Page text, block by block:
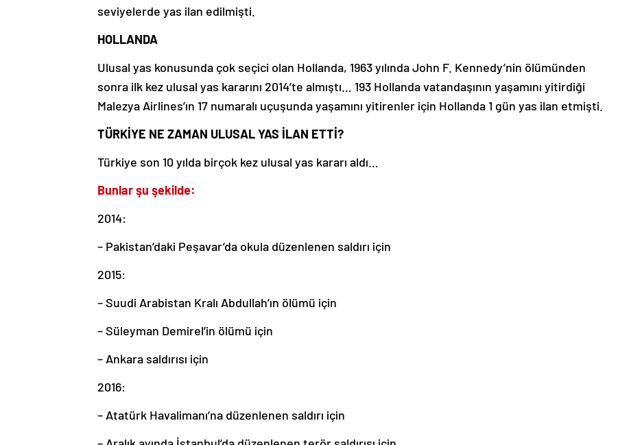
seviyelerde yas ilan edilmişti.
HOLLANDA
Ulusal yas konusunda çok seçici olan Hollanda, 1963 yılında John F. Kennedy’nin ölümünden
sonra ilk kez ulusal yas kararını 2014’te almıştı… 193 Hollanda vatandaşının yaşamını yitirdiği
Malezya Airlines’ın 17 numaralı uçuşunda yaşamını yitirenler için Hollanda 1 gün yas ilan etmişti.
TÜRKİYE NE ZAMAN ULUSAL YAS İLAN ETTİ?
Türkiye son 10 yılda birçok kez ulusal yas kararı aldı…
Bunlar şu şekilde:
2014:
– Pakistan’daki Peşavar’da okula düzenlenen saldırı için
2015:
– Suudi Arabistan Kralı Abdullah’ın ölümü için
– Süleyman Demirel’in ölümü için
– Ankara saldırısı için
2016:
– Atatürk Havalimanı’na düzenlenen saldırı için